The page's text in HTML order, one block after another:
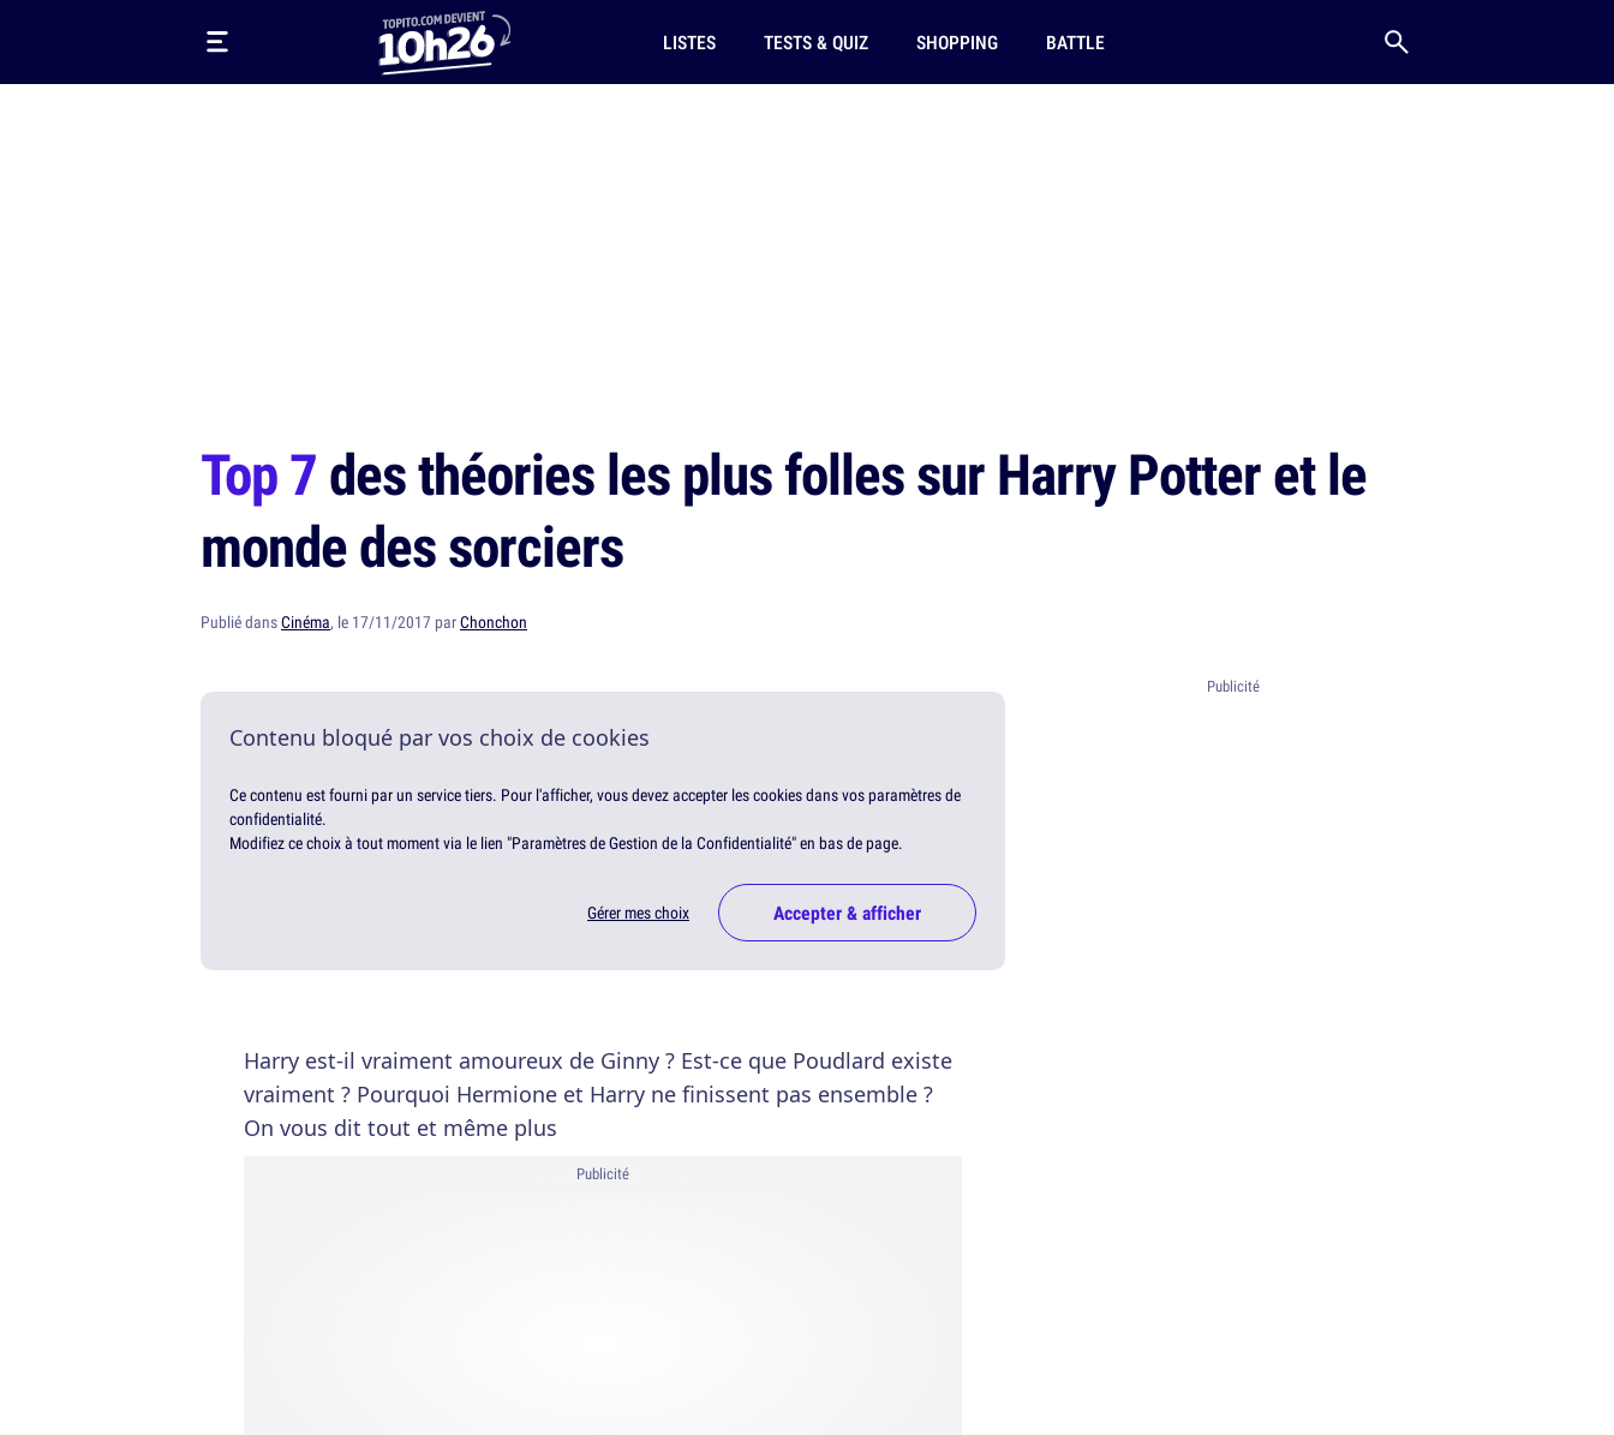
LISTES TESTS & QUIZ SHOPPING BATTLE
Top 7des théories les plus folles sur Harry Potter et le
monde des sorciers
Publié dansCinéma, le 17/11/2017 parChonchon
Contenu bloqué par vos choix de cookies
Ce contenu est fourni par un service tiers. Pour l'afficher, vous devez accepter les cookies dans vos paramètres de
confidentialité.
Modifiez ce choix à tout moment via le lien "Paramètres de Gestion de la Confidentialité" en bas de page.
Gérer mes choix Accepter & afficher
Harry est-il vraiment amoureux de Ginny ? Est-ce que Poudlard existe
vraiment ? Pourquoi Hermione et Harry ne finissent pas ensemble ?
On vous dit tout et même plus
Publicité